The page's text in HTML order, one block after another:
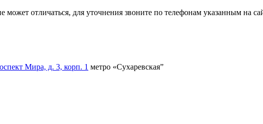
отличаться, для уточнения звоните по телефонам указанным на
Мира, д. 3, корп. 1 метро «Сухаревская”